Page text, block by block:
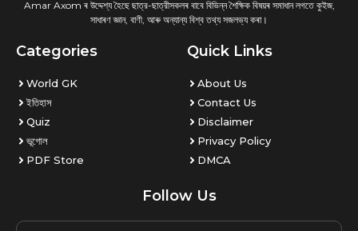
Amar Axom ৰ উদ্দেশ্য হৈছে ছাত্র-ছাত্রীসকলৰ বাবে বিভিন্ন শৈক্ষিক বিষয়ৰ সমাধান লগতে কুইজ,
সাধাৰণ জ্ঞান, বাণী, আৰু অন্যান্য বিশ্ব তথ্য সজলভ্য কৰা।
Categories
World GK
ইতিহাস
Quiz
ভূগোল
PDF Store
Quick Links
About Us
Contact Us
Disclaimer
Privacy Policy
DMCA
Follow Us